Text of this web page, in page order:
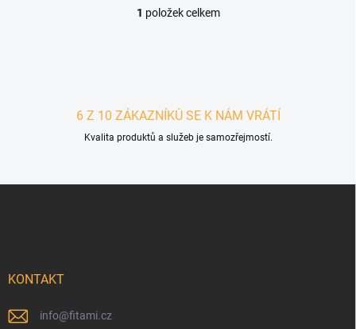
Ovládací prvky výpisu
1 položek celkem
6 Z 10 ZÁKAZNÍKŮ SE K NÁM VRÁTÍ
Kvalita produktů a služeb je samozřejmostí.
KONTAKT
info@fitami.cz